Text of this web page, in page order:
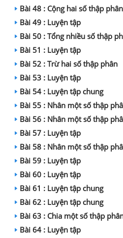
Bài 48 : Cộng hai số thập phân
Bài 49 : Luyện tập
Bài 50 : Tổng nhiều số thập
Bài 51 : Luyện tập
Bài 52 : Trừ hai số thập phân
Bài 53 : Luyện tập
Bài 54 : Luyện tập chung
Bài 55 : Nhân một số thập
Bài 56 : Nhân một số thập
Bài 57 : Luyện tập
Bài 58 : Nhân một số thập
Bài 59 : Luyện tập
Bài 60 : Luyện tập
Bài 61 : Luyện tập chung
Bài 62 : Luyện tập chung
Bài 63 : Chia một số thập
Bài 64 : Luyện tập